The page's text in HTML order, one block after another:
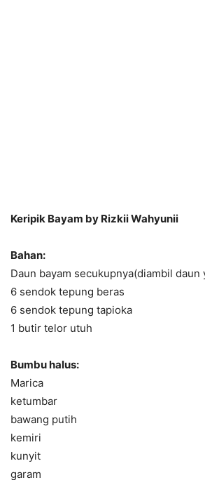
Keripik Bayam by Rizkii Wahyunii
Bahan:
Daun bayam secukupnya(diambil daun
6 sendok tepung beras
6 sendok tepung tapioka
1 butir telor utuh
Bumbu halus:
Marica
ketumbar
bawang putih
kemiri
kunyit
garam